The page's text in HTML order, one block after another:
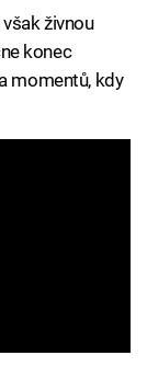
živnou
konec
momentů, kdy